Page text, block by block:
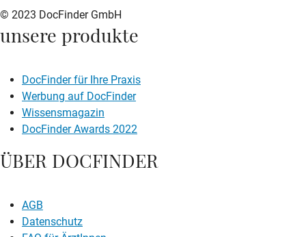
© 2023 DocFinder GmbH
unsere produkte
DocFinder für Ihre Praxis
Werbung auf DocFinder
Wissensmagazin
DocFinder Awards 2022
ÜBER DOCFINDER
AGB
Datenschutz